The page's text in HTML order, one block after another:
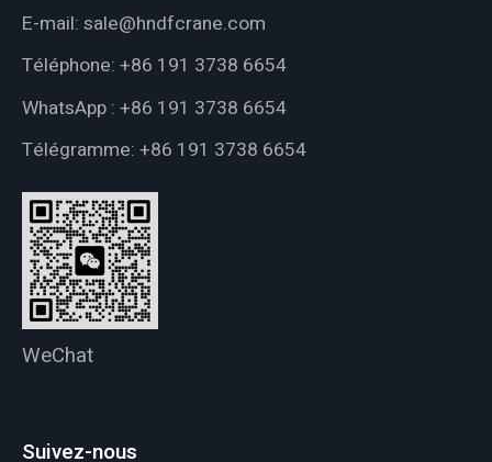
E-mail: sale@hndfcrane.com
Téléphone: +86 191 3738 6654
WhatsApp : +86 191 3738 6654
Télégramme: +86 191 3738 6654
WeChat
Suivez-nous